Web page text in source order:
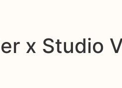
x Studio